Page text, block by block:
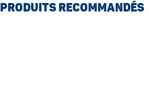
PRODUITS RECOMMANDÉS